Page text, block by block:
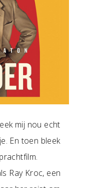
mij nou echt
En toen bleek
Ray Kroc, een